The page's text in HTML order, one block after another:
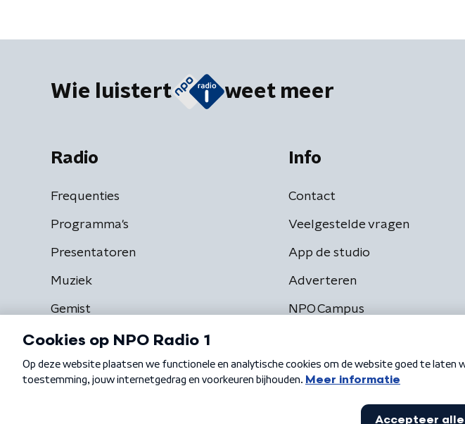
Wie luistert weet meer
Radio
Frequenties
Programma's
Presentatoren
Muziek
Gemist
Info
Contact
Veelgestelde vragen
App de studio
Adverteren
NPO Campus
Algemene voorwaarden Privacybeleid